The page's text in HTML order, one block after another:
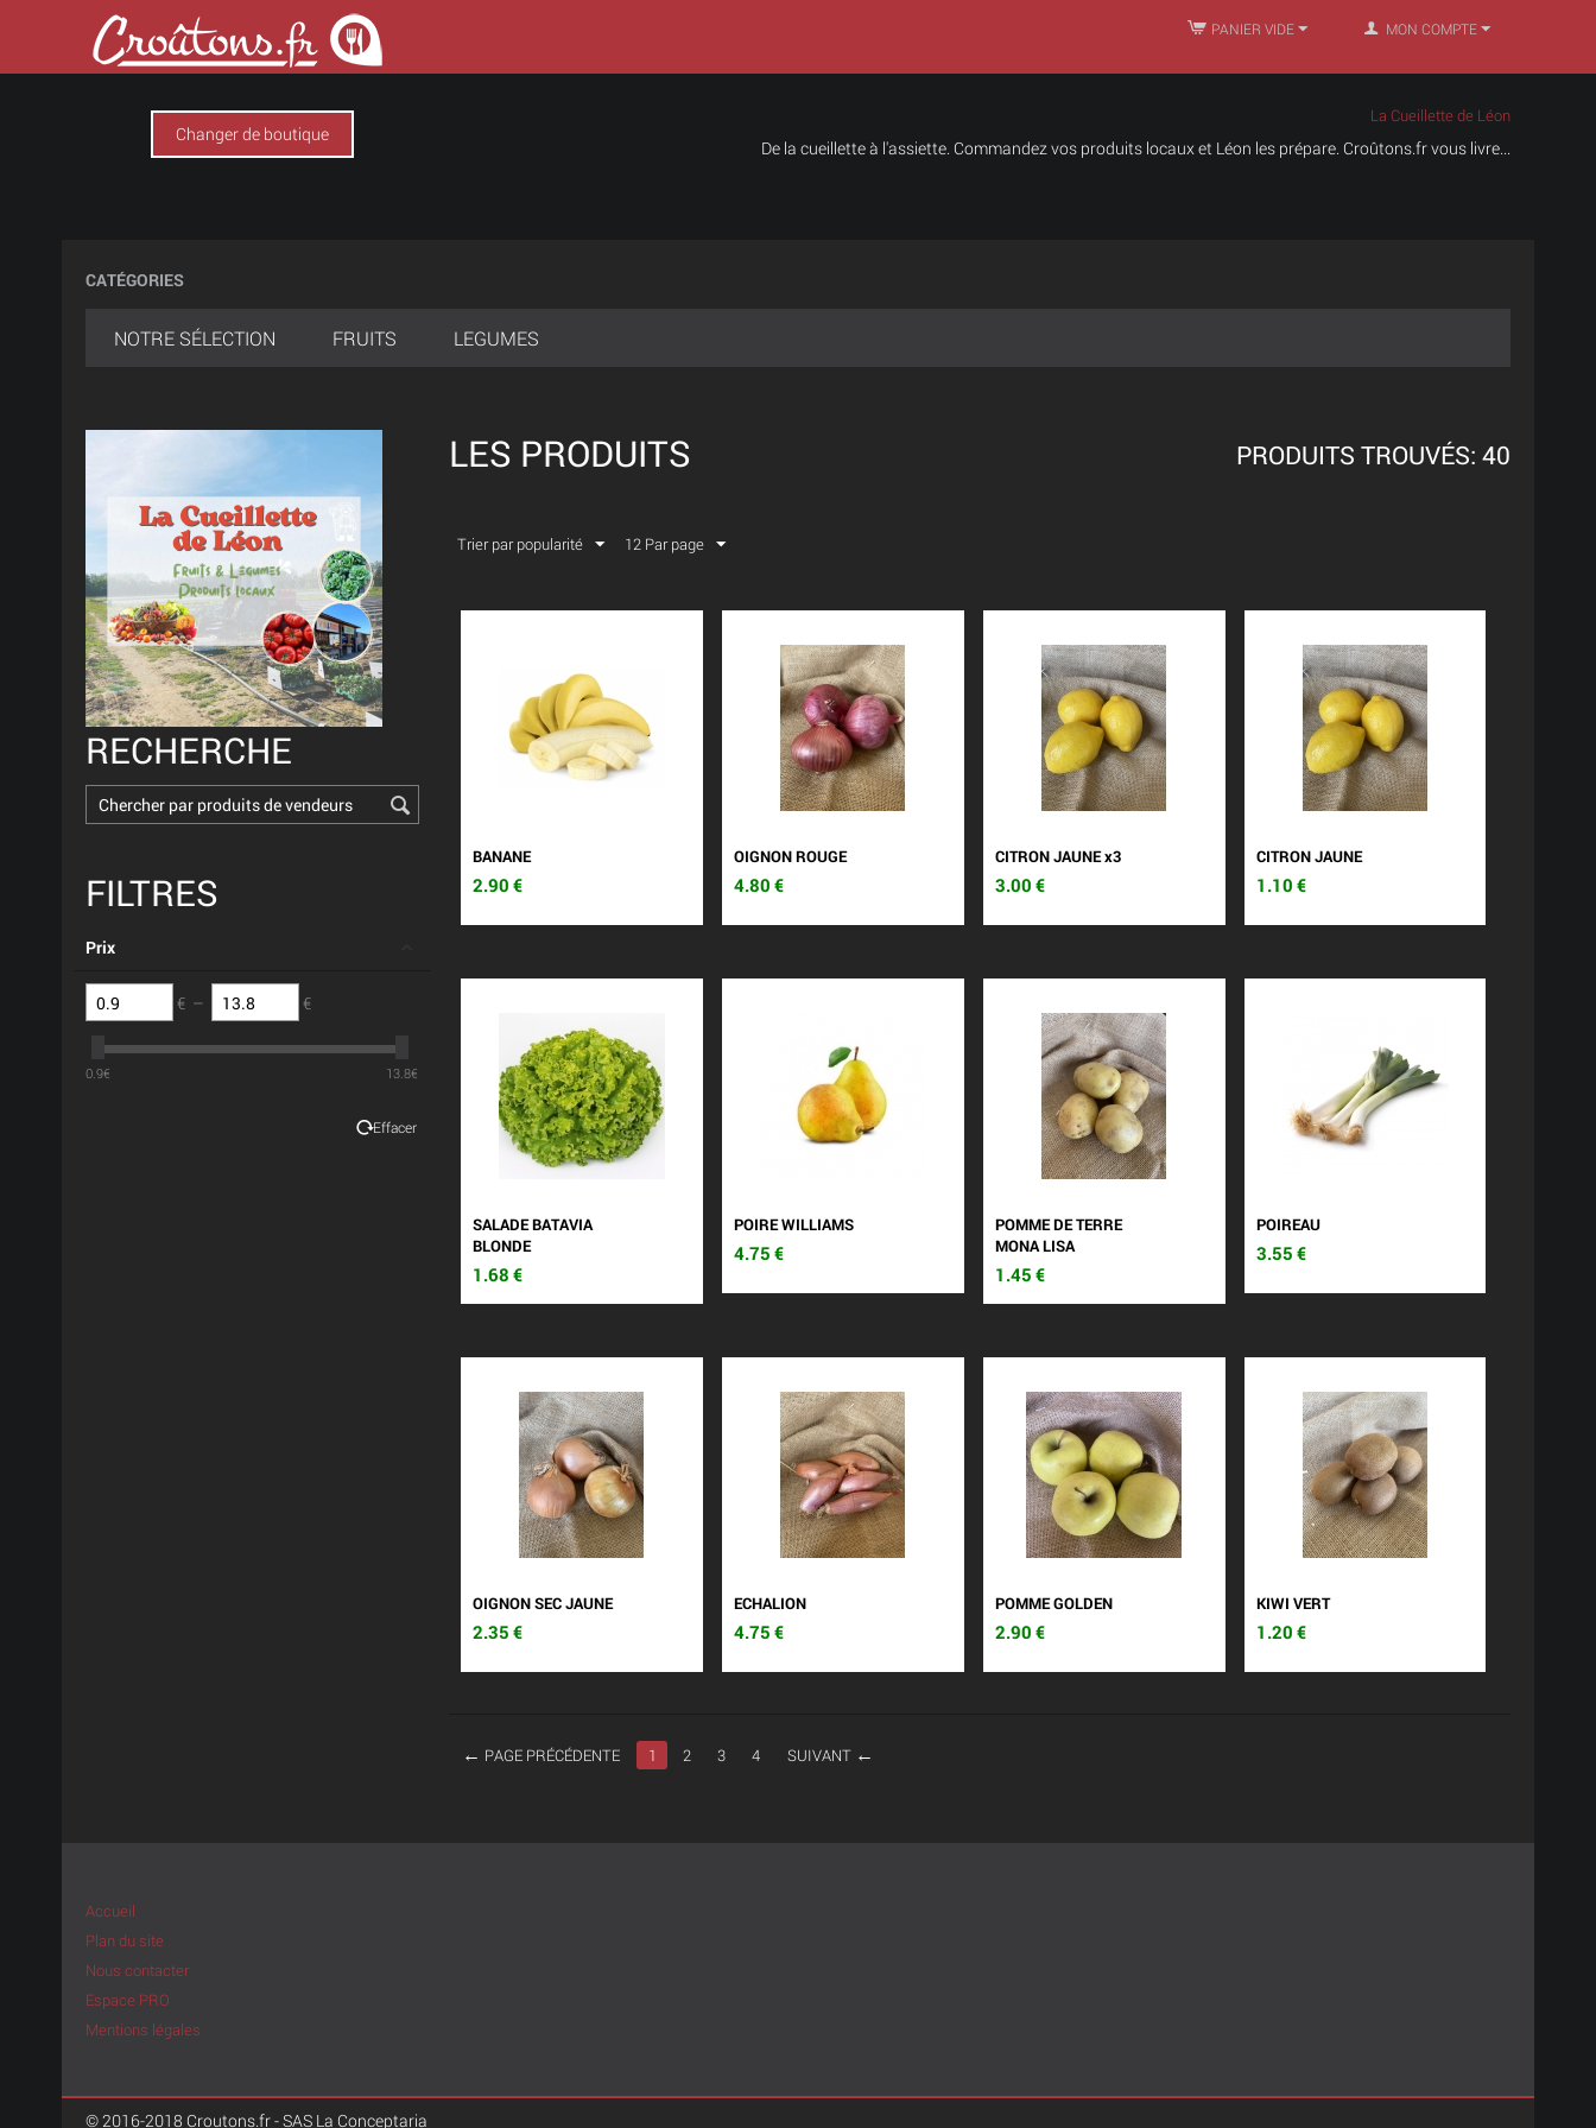
MON COMPTE
PANIER VIDE
Changer de boutique
La Cueillette de Léon
De la cueillette à l'assiette. Commandez vos produits locaux et Léon les prépare. Croûtons.fr vous livre...
CATÉGORIES
NOTRE SÉLECTION FRUITS LEGUMES
RECHERCHE
FILTRES
Prix
€ – €
0.9€ 13.8€
Effacer
LES PRODUITS PRODUITS TROUVÉS: 40
Trier par popularité 12 Par page
BANANE
2.90 €
OIGNON ROUGE
4.80 €
CITRON JAUNE x3
3.00 €
CITRON JAUNE
1.10 €
SALADE BATAVIA
BLONDE
1.68 €
POIRE WILLIAMS
4.75 €
POMME DE TERRE
MONA LISA
1.45 €
POIREAU
3.55 €
OIGNON SEC JAUNE
2.35 €
ECHALION
4.75 €
POMME GOLDEN
2.90 €
KIWI VERT
1.20 €
PAGE PRÉCÉDENTE 1 2 3 4 SUIVANT
Accueil
Plan du site
Nous contacter
Espace PRO
Mentions légales
© 2016-2018 Croutons.fr - SAS La Conceptaria